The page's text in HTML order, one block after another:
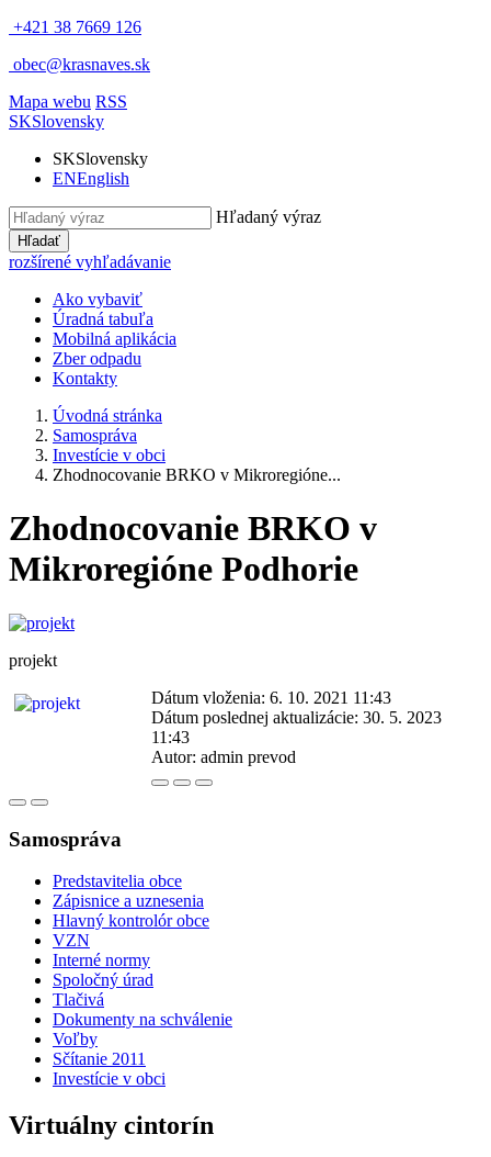
+421 38 7669 126
obec@krasnaves.sk
Mapa webu RSS
SKSlovensky
SKSlovensky
ENEnglish
Hľadaný výraz
Hľadať
rozšírené vyhľadávanie
Ako vybaviť
Úradná tabuľa
Mobilná aplikácia
Zber odpadu
Kontakty
Úvodná stránka
Samospráva
Investície v obci
Zhodnocovanie BRKO v Mikroregióne...
Zhodnocovanie BRKO v
Mikroregióne Podhorie
projekt
Dátum vloženia: 6. 10. 2021 11:43
Dátum poslednej aktualizácie: 30. 5. 2023
11:43
Autor: admin prevod
Samospráva
Predstavitelia obce
Zápisnice a uznesenia
Hlavný kontrolór obce
VZN
Interné normy
Spoločný úrad
Tlačivá
Dokumenty na schválenie
Voľby
Sčítanie 2011
Investície v obci
Virtuálny cintorín